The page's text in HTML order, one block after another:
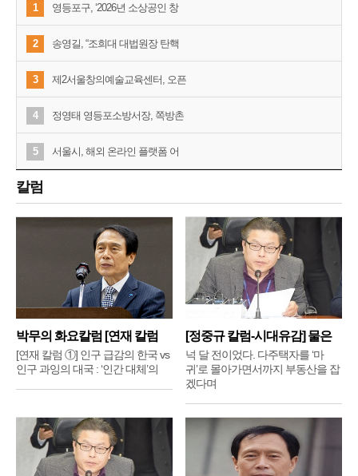
1 영등포구, ‘2026년 소상공인 창
2 송영길, “조희대 대법원장 탄핵
3 제2서울창의예술교육센터, 오픈
4 정영태 영등포소방서장, 쪽방촌
5 서울시, 해외 온라인 플랫폼 어
칼럼
박무의 화요칼럼 [연재 칼럼
①]
[연재 칼럼 ①] 인구 급감의 한국 vs
인구 과잉의 대국 : ‘인간 대체’의
[정중규 칼럼-시대유감] 물은
배
넉 달 전이었다. 다주택자를 ‘마
귀’로 몰아가면서까지 부동산을 잡
겠다며